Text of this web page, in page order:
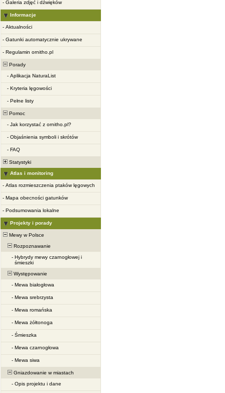
- Galeria zdjęć i dźwięków
Informacje
- Aktualności
- Gatunki automatycznie ukrywane
- Regulamin ornitho.pl
Porady
- Aplikacja NaturaList
- Kryteria lęgowości
- Pełne listy
Pomoc
- Jak korzystać z ornitho.pl?
- Objaśnienia symboli i skrótów
- FAQ
Statystyki
Atlas i monitoring
- Atlas rozmieszczenia ptaków lęgowych
- Mapa obecności gatunków
- Podsumowania lokalne
Projekty i porady
Mewy w Polsce
Rozpoznawanie
- Hybrydy mewy czarnogłowej i
śmieszki
Występowanie
- Mewa białogłowa
- Mewa srebrzysta
- Mewa romańska
- Mewa żółtonoga
- Śmieszka
- Mewa czarnogłowa
- Mewa siwa
Gniazdowanie w miastach
- Opis projektu i dane